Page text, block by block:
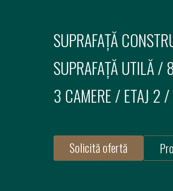
SUPRAFAȚĂ
SUPRAFAȚĂ UTILĂ /
3 CAMERE/ ETAJ 2/
Solicită ofertă